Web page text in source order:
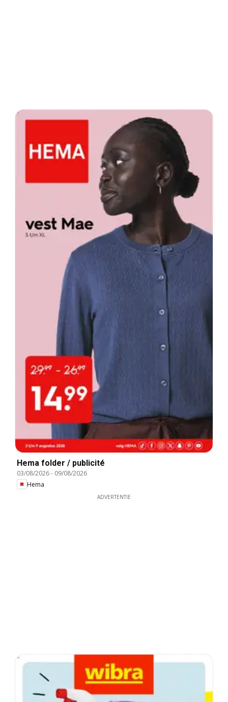
Hema folder / publicité
03/08/2026- 09/08/2026
Hema
ADVERTENTIE